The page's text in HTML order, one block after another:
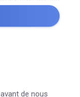
avant de nous